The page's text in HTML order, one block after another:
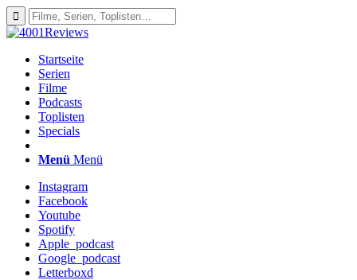
Startseite
Serien
Filme
Podcasts
Toplisten
Specials
Menü Menü
Instagram
Facebook
Youtube
Spotify
Apple_podcast
Google_podcast
Letterboxd